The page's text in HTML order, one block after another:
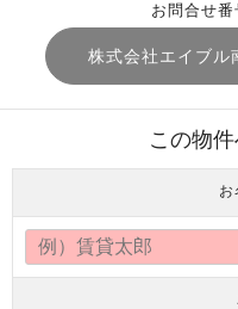
お問合せ
株式会社エイブル
この物
お